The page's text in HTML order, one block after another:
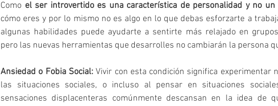
Como el ser introvertido es una característica de personalidad y no
cómo eres y por lo mismo no es algo en lo que debas esforzarte a
algunas habilidades puede ayudarte a sentirte más relajado en
pero las nuevas herramientas que desarrolles no cambiarán la persona
Ansiedad o Fobia Social: Vivir con esta condición significa experimentar
las situaciones sociales, o incluso al pensar en situaciones
sensaciones displacenteras comúnmente descansan en la idea de